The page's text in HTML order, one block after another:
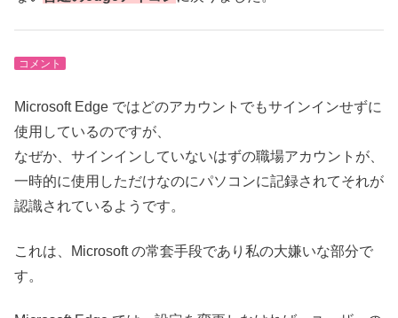
コメント
Microsoft Edge ではどのアカウントでもサインインせずに
使用しているのですが、
なぜか、サインインしていないはずの職場アカウントが、
一時的に使用しただけなのにパソコンに記録されてそれが
認識されているようです。
これは、Microsoft の常套手段であり私の大嫌いな部分で
す。